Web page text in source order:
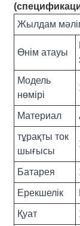
Жылдам
Өнім атауы
Модель
нөмірі
Материал
тұрақты ток
шығысы
Батарея
Ерекшелік
Қуат